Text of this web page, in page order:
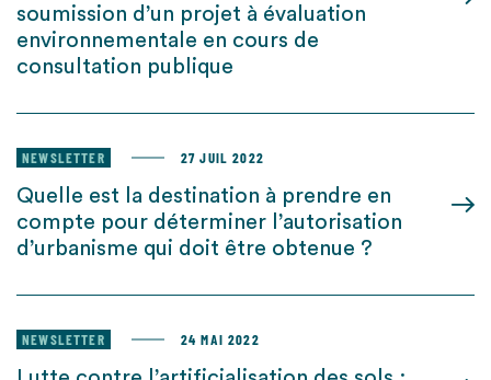
soumission d’un projet à évaluation
environnementale en cours de
consultation publique
NEWSLETTER 27 JUIL 2022
Quelle est la destination à prendre en
compte pour déterminer l’autorisation
d’urbanisme qui doit être obtenue ?
NEWSLETTER 24 MAI 2022